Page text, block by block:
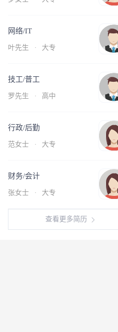
网络/IT
叶先生 · 大专
技工/普工
罗先生 · 高中
行政/后勤
范女士 · 大专
财务/会计
张女士 · 大专
查看更多简历